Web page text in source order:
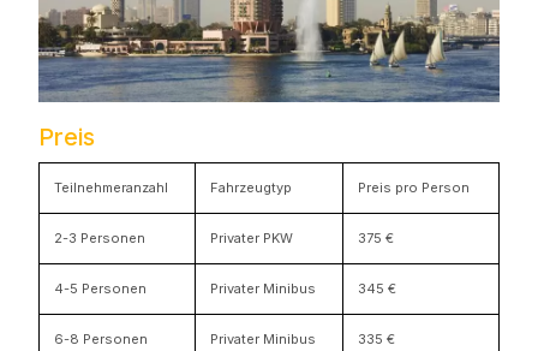
Preis
Teilnehmeranzahl Fahrzeugtyp Preis pro Person
2-3 Personen Privater PKW 375 €
4-5 Personen Privater Minibus 345 €
6-8 Personen Privater Minibus 335 €